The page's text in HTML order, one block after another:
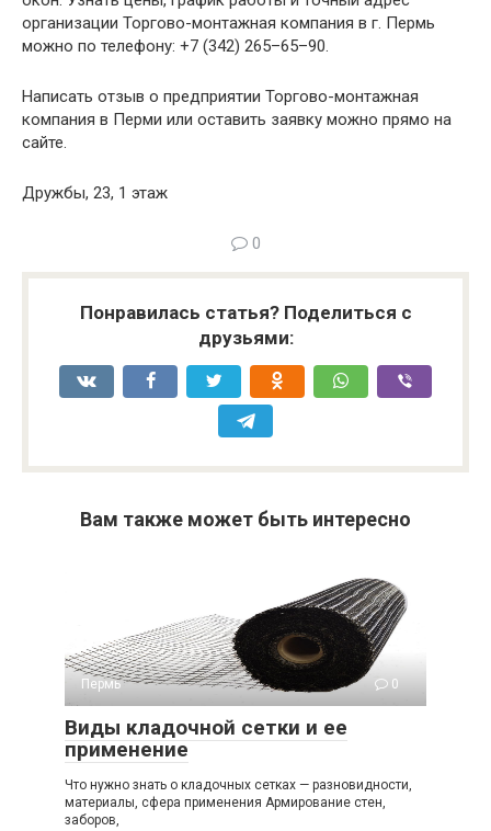
организации Торгово-монтажная компания в г. Пермь
можно по телефону: +7 (342) 265–65–90.
Написать отзыв о предприятии Торгово-монтажная
компания в Перми или оставить заявку можно прямо на
сайте.
Дружбы, 23, 1 этаж
0
Понравилась статья? Поделиться с
друзьями:
Вам также может быть интересно
Пермь 0
Виды кладочной сетки и ее
применение
Что нужно знать о кладочных сетках — разновидности,
материалы, сфера применения Армирование стен,
заборов,